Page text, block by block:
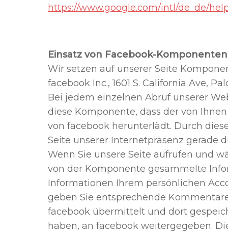
https://www.google.com/intl/de_de/
Einsatz von Facebook-Komponenten
Wir setzen auf unserer Seite
facebook Inc., 1601 S. California Ave,
Bei jedem einzelnen Abruf unserer
diese Komponente, dass der von
von facebook herunterlädt. Durch
Seite unserer Internetpräsenz gerade
Wenn Sie unsere Seite aufrufen und
von der Komponente gesammelte
Informationen Ihrem persönlichen
geben Sie entsprechende
facebook übermittelt und dort
haben, an facebook weitergegeben.